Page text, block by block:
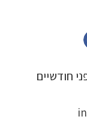
חודשיים